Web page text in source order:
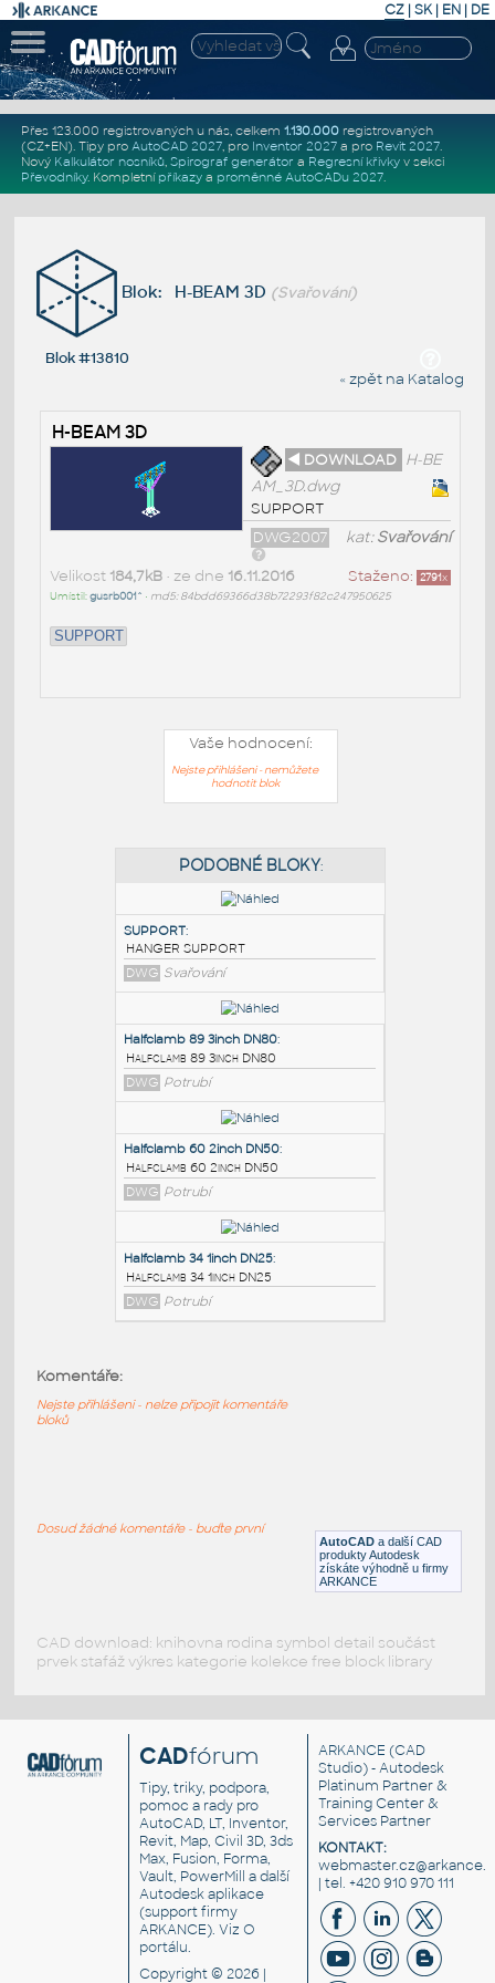
CZ | SK| EN | DE
Přes 123.000 registrovaných u nás, celkem 1.130.000registrovaných
(CZ+EN). Tipy pro AutoCAD 2027, pro Inventor 2027a pro Revit 2027.
Nový Kalkulátor nosníků, Spirograf generátor a Regresní křivkyv sekci
Převodníky. Kompletní příkazya proměnné AutoCADu 2027.
Blok: H-BEAM 3D (Svařování)
Blok #13810
« zpět na Katalog
H-BEAM 3D
◄ DOWNLOAD H-BE
AM_3D.dwg
SUPPORT
kat:Svařování
DWG2007
Staženo: 2791x
Velikost 184,7kB• ze dne 16.11.2016
Umístil:gusrb001^ • md5: 84bdd69366d38b72293f82c247950625
SUPPORT
Vaše hodnocení:
Nejste přihlášeni - nemůžete
hodnotit blok
PODOBNÉ BLOKY:
SUPPORT
HANGER SUPPORT
DWG Svařování
Halfclamb 89 3inch DN80
Halfclamb 89 3inch DN80
DWG Potrubí
DWG Potrubí
DWG Potrubí
AutoCAD a další CAD
produkty Autodesk
získáte výhodně u firmy
ARKANCE
Komentáře:
Nejste přihlášeni - nelze připojit komentáře
bloků
Dosud žádné komentáře - buďte první
CAD download: knihovna rodina symbol detail součást
prvek stafáž výkres kategorie kolekce free block library
CADfórum
Tipy, triky, podpora,
pomoc a rady pro
AutoCAD, LT, Inventor,
Revit, Map, Civil 3D, 3ds
Max, Fusion, Forma,
Vault, PowerMill a další
Autodesk aplikace
(support firmy
ARKANCE). VizO
portálu.
Copyright © 2026 |
ARKANCE (CAD
Studio) - Autodesk
Platinum Partner &
Training Center &
Services Partner
KONTAKT:
| tel. +420 910 970 111